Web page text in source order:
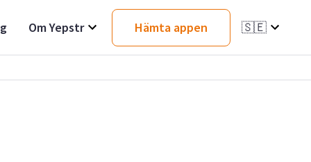
Om Yepstr Hämta appen 🇸🇪